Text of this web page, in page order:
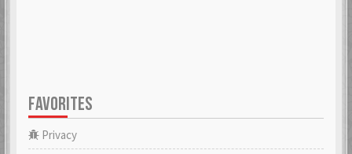
FAVORITES
Privacy